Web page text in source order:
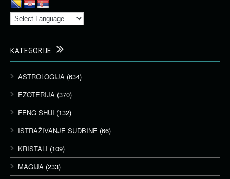
KATEGORIJE
ASTROLOGIJA (634)
EZOTERIJA (370)
FENG SHUI (132)
ISTRAŽIVANJE SUDBINE (66)
KRISTALI (109)
MAGIJA (233)